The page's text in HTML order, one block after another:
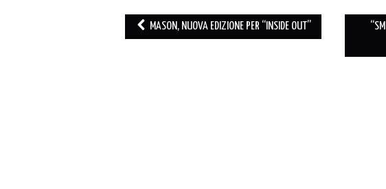
Post
navigation
MASON, NUOVA EDIZIONE PER “INSIDE OUT”